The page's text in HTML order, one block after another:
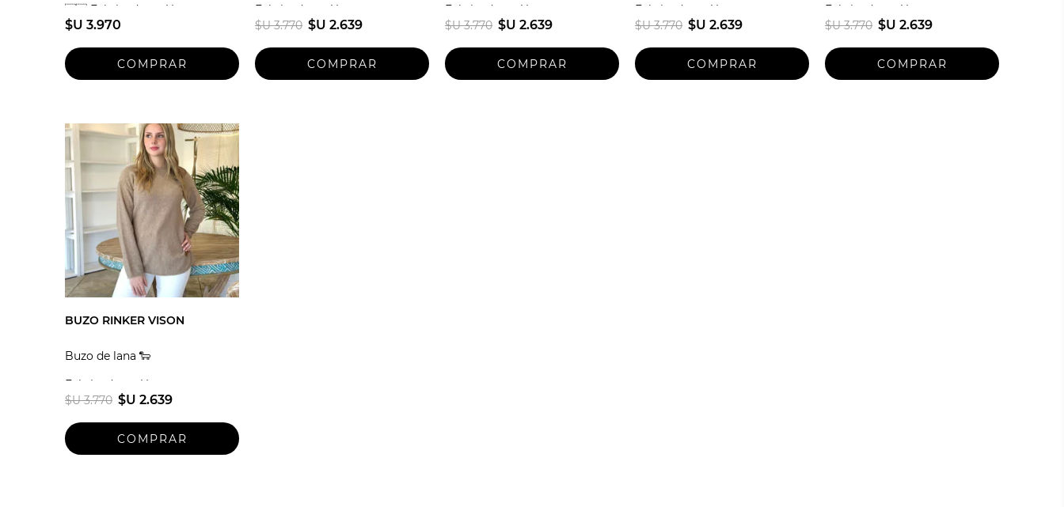
🇺🇾 Fabricado en Uruguay
$U 3.970
Fabricado en Uruguay
$U 3.770 $U 2.639
Fabricado en Uruguay
$U 3.770 $U 2.639
Fabricado en Uruguay
$U 3.770 $U 2.639
Fabricado en Uruguay
$U 3.770 $U 2.639
BUZO RINKER VISON
Buzo de lana 🐑
Fabricado en Uruguay
$U 3.770 $U 2.639